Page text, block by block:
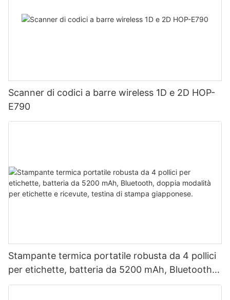
Scanner di codici a barre wireless 1D e 2D HOP-
E790
Stampante termica portatile robusta da 4 pollici
per etichette, batteria da 5200 mAh, Bluetooth,
doppia modalità per etichette e ricevute, testina